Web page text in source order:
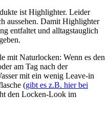
ist Highlighter. Leider
aussehen. Damit Highlighter
entfaltet und alltagstauglich
mit Naturlocken: Wenn es den
am Tag nach der
mit ein wenig Leave-in
(gibt es z.B. hier bei
den Locken-Look im